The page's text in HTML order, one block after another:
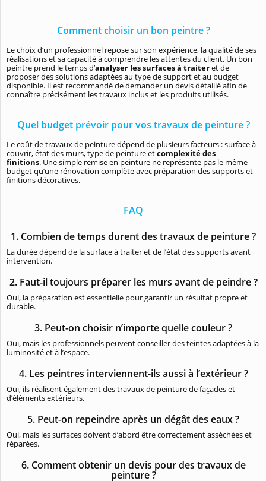
Comment choisir un bon peintre ?
Le choix d’un professionnel repose sur son expérience, la qualité de ses
réalisations et sa capacité à comprendre les attentes du client. Un bon
peintre prend le temps d’analyser les surfaces à traiteret de
proposer des solutions adaptées au type de support et au budget
disponible. Il est recommandé de demander un devis détaillé afin de
connaître précisément les travaux inclus et les produits utilisés.
Quel budget prévoir pour vos travaux de peinture ?
Le coût de travaux de peinture dépend de plusieurs facteurs : surface à
couvrir, état des murs, type de peinture etcomplexité des
finitions. Une simple remise en peinture ne représente pas le même
budget qu’une rénovation complète avec préparation des supports et
finitions décoratives.
FAQ
1. Combien de temps durent des travaux de peinture ?
La durée dépend de la surface à traiter et de l’état des supports avant
intervention.
2. Faut-il toujours préparer les murs avant de peindre ?
Oui, la préparation est essentielle pour garantir un résultat propre et
durable.
3. Peut-on choisir n’importe quelle couleur ?
Oui, mais les professionnels peuvent conseiller des teintes adaptées à la
luminosité et à l’espace.
4. Les peintres interviennent-ils aussi à l’extérieur ?
Oui, ils réalisent également des travaux de peinture de façades et
d’éléments extérieurs.
5. Peut-on repeindre après un dégât des eaux ?
Oui, mais les surfaces doivent d’abord être correctement asséchées et
réparées.
6. Comment obtenir un devis pour des travaux de
peinture ?